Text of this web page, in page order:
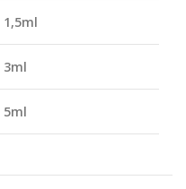
1,5ml
3ml
5ml